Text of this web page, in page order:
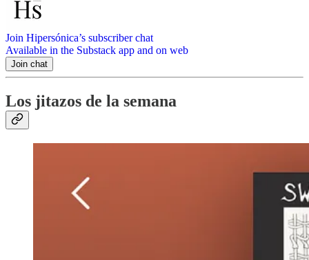
Join Hipersónica’s subscriber chat
Available in the Substack app and on web
Join chat
Los jitazos de la semana